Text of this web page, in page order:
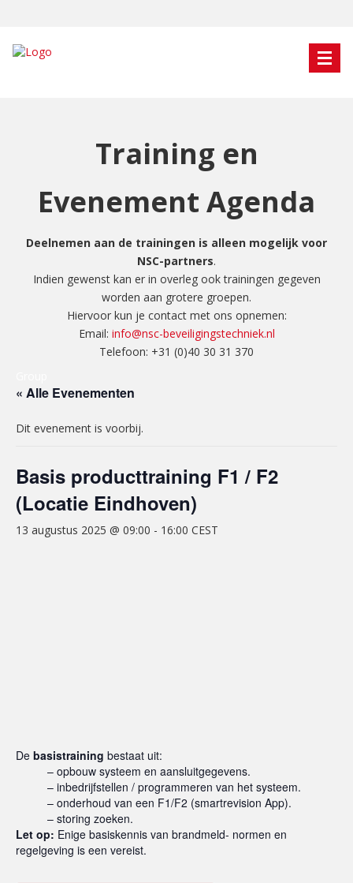
Training en
Evenement Agenda
Deelnemen aan de trainingen is alleen mogelijk voor
NSC-partners.
Indien gewenst kan er in overleg ook trainingen gegeven
worden aan grotere groepen.
Hiervoor kun je contact met ons opnemen:
Email: info@nsc-beveiligingstechniek.nl
Telefoon: +31 (0)40 30 31 370
« Alle Evenementen
Dit evenement is voorbij.
Basis producttraining F1 / F2
(Locatie Eindhoven)
13 augustus 2025 @ 09:00 - 16:00 CEST
De basistraining bestaat uit:
– opbouw systeem en aansluitgegevens.
– inbedrijfstellen / programmeren van het systeem.
– onderhoud van een F1/F2 (smartrevision App).
– storing zoeken.
Let op: Enige basiskennis van brandmeld- normen en
regelgeving is een vereist.